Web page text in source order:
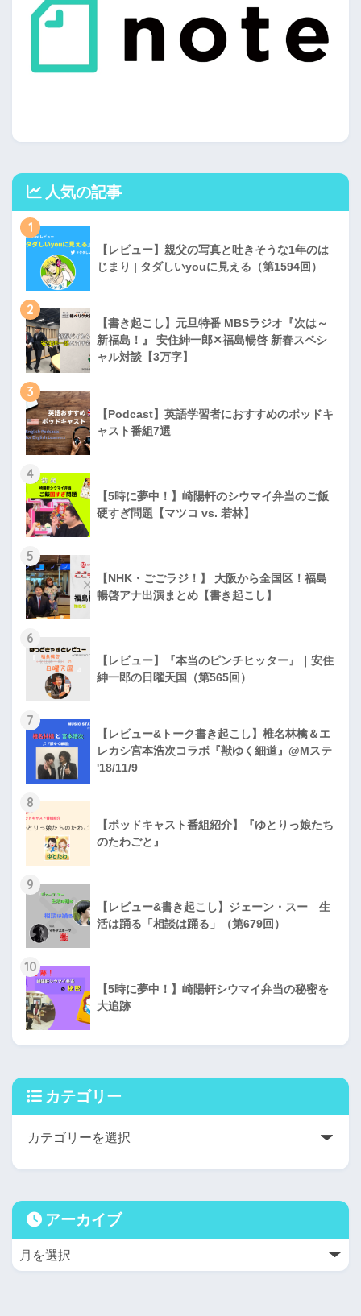
人気の記事
1
【レビュー】親父の写真と吐きそうな1年のは
じまり | タダしいyouに見える（第1594回）
2
【書き起こし】元旦特番 MBSラジオ『次は～
新福島！』 安住紳一郎✕福島暢啓 新春スペシ
ャル対談【3万字】
3
【Podcast】英語学習者におすすめのポッドキ
ャスト番組7選
4
【5時に夢中！】崎陽軒のシウマイ弁当のご飯
硬すぎ問題【マツコ vs. 若林】
5
【NHK・ごごラジ！】 大阪から全国区！福島
暢啓アナ出演まとめ【書き起こし】
6
【レビュー】『本当のピンチヒッター』｜安住
紳一郎の日曜天国（第565回）
7
【レビュー&トーク書き起こし】椎名林檎＆エ
レカシ宮本浩次コラボ『獣ゆく細道』@Mステ
'18/11/9
8
【ポッドキャスト番組紹介】『ゆとりっ娘たち
のたわごと』
9
【レビュー&書き起こし】ジェーン・スー 生
活は踊る「相談は踊る」（第679回）
10
【5時に夢中！】崎陽軒シウマイ弁当の秘密を
大追跡
カテゴリー
アーカイブ